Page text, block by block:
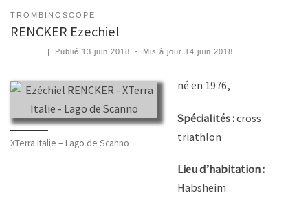
TROMBINOSCOPE
RENCKER Ezechiel
| Publié 13 juin 2018 - Mis à jour 14 juin 2018
XTerra Italie – Lago de Scanno
né en 1976,
Spécialités :cross
triathlon
Lieu d’habitation :
Habsheim